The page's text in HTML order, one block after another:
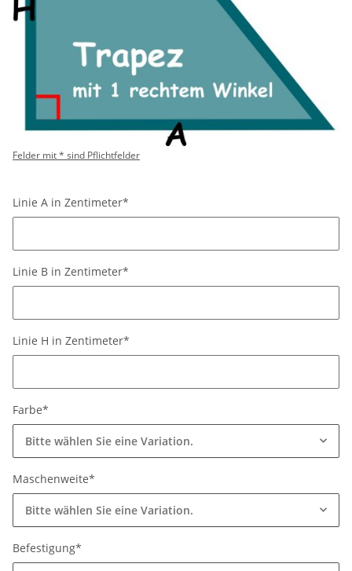
Felder mit * sind Pflichtfelder
Linie A in Zentimeter*
Linie B in Zentimeter*
Linie H in Zentimeter*
Farbe*
Bitte wählen Sie eine Variation.
Maschenweite*
Bitte wählen Sie eine Variation.
Befestigung*